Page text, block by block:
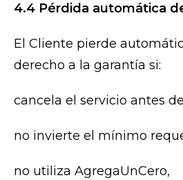
4.4 Pérdida automática
El Cliente pierde
derecho a la garantía si:
cancela el servicio antes
no invierte el mínimo
no utiliza AgregaUnCero,